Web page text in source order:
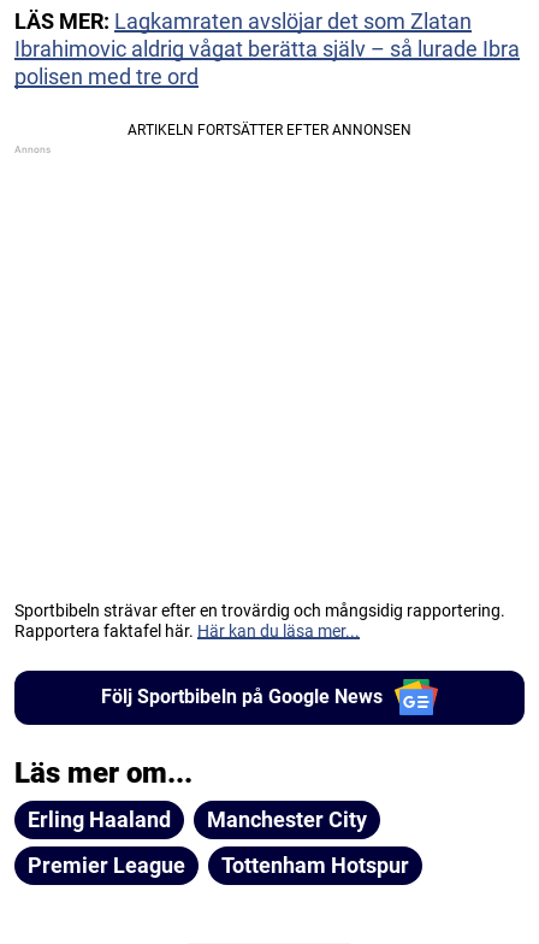
LÄS MER: Lagkamraten avslöjar det som Zlatan
Ibrahimovic aldrig vågat berätta själv – så lurade Ibra
polisen med tre ord
Sportbibeln strävar efter en trovärdig och mångsidig rapportering.
Rapportera faktafel här. Här kan du läsa mer...
Följ Sportbibeln på Google News
Läs mer om...
Erling Haaland
Manchester City
Premier League
Tottenham Hotspur